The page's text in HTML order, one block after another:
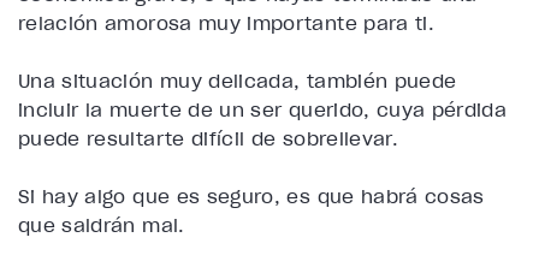
relación amorosa muy importante para ti.
Una situación muy delicada, también puede
incluir la muerte de un ser querido, cuya pérdida
puede resultarte difícil de sobrellevar.
Si hay algo que es seguro, es que habrá cosas
que saldrán mal.